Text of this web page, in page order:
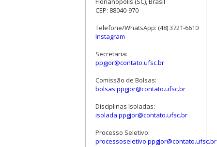
CEP: 88040-970
Telefone/WhatsApp: (48) 3721-6610
Instagram
Secretaria:
ppgjor@contato.ufsc.br
Comissão de Bolsas:
bolsas.ppgjor@contato.ufsc.br
Disciplinas Isoladas:
isolada.ppgjor@contato.ufsc.br
Processo Seletivo:
processoseletivo.ppgjor@contato.ufsc.br